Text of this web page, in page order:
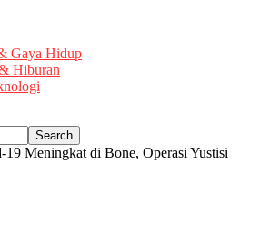
Gaya Hidup
Hiburan
19 Meningkat di Bone, Operasi Yustisi